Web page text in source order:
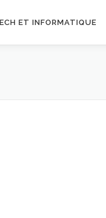
ET INFORMATIQUE